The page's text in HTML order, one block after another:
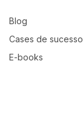
Blog
Cases de sucesso
E-books